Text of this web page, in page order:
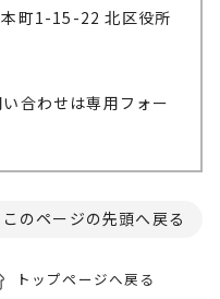
町1-15-22 北区役所
合わせは専用フォー
このページの先頭へ戻る
トップページへ戻る